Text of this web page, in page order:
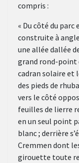
compris :
« Du côté du
construite à
une allée dallée
grand rond-point
cadran solaire et
des pieds de
vers le côté
feuilles de lierre
en un seul point
blanc ; derrière
Cremmen dont
girouette toute